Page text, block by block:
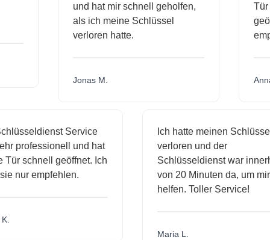
und hat mir schnell geholfen,
als ich meine Schlüssel
verloren hatte.
Jonas M.
Service
professionell und hat
schnell geöffnet. Ich
nur empfehlen.
Ich hatte meinen Schlüssel
verloren und der
Schlüsseldienst war
von 20 Minuten da, um mir
helfen. Toller Service!
Maria L.